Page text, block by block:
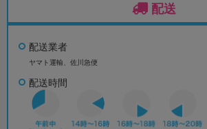
配送
配送業者
ヤマト運輸、佐川急便
配送時間